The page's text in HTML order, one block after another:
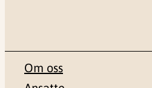
Om oss